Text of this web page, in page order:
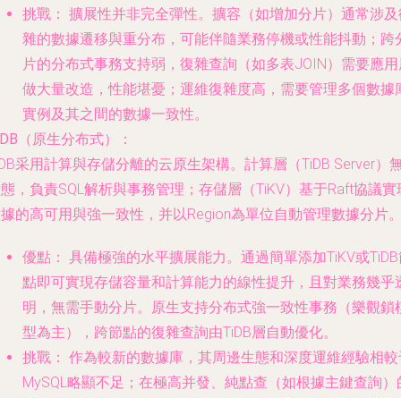
挑戰： 擴展性并非完全彈性。擴容（如增加分片）通常涉
雜的數據遷移與重分布，可能伴隨業務停機或性能抖動；跨
片的分布式事務支持弱，復雜查詢（如多表JOIN）需要應
做大量改造，性能堪憂；運維復雜度高，需要管理多個數據
實例及其之間的數據一致性。
（原生分布式）：
采用計算與存儲分離的云原生架構。計算層（TiDB Server）
，負責SQL解析與事務管理；存儲層（TiKV）基于Raft協議實
的高可用與強一致性，并以Region為單位自動管理數據分片
優點： 具備極強的水平擴展能力。通過簡單添加TiKV或
點即可實現存儲容量和計算能力的線性提升，且對業務幾乎
明，無需手動分片。原生支持分布式強一致性事務（樂觀鎖
型為主），跨節點的復雜查詢由TiDB層自動優化。
挑戰： 作為較新的數據庫，其周邊生態和深度運維經驗相
MySQL略顯不足；在極高并發、純點查（如根據主鍵查詢）